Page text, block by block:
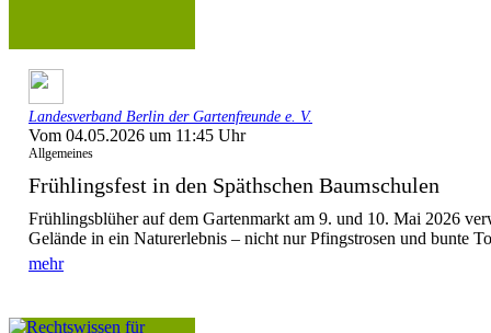
Landesverband Berlin der Gartenfreunde e. V.
Vom 04.05.2026 um 11:45 Uhr
Allgemeines
Frühlingsfest in den Späthschen Baumschulen
Frühlingsblüher auf dem Gartenmarkt am 9. und 10. Mai 2026
Gelände in ein Naturerlebnis – nicht nur Pfingstrosen und bunte
mehr